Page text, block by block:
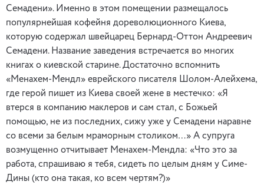
Семадени». Именно в этом помещении размещалось
популярнейшая кофейня дореволюционного Киева,
которую содержал швейцарец Бернард-Оттон Андреевич
Семадени. Название заведения встречается во многих
книгах о киевской старине. Достаточно вспомнить
«Менахем-Мендл» еврейского писателя Шолом-Алейхема,
где герой пишет из Киева своей жене в местечко: «Я
втерся в компанию маклеров и сам стал, с Божьей
помощью, не из последних, сижу уже у Семадени наравне
со всеми за белым мраморным столиком…» А супруга
возмущенно отчитывает Менахем-Мендла: «Что это за
работа, спрашиваю я тебя, сидеть по целым дням у Симе-
Дины (кто она такая, ко всем чертям?)»